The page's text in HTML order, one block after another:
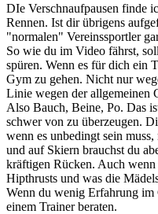
DIe Verschnaufpausen finde
Rennen. Ist dir übrigens
"normalen" Vereinssportler
So wie du im Video fährst,
spüren. Wenn es für dich ein
Gym zu gehen. Nicht nur
Linie wegen der allgemeinen
Also Bauch, Beine, Po. Das
schwer von zu überzeugen.
wenn es unbedingt sein
und auf Skiern brauchst du
kräftigen Rücken. Auch wenn
Hipthrusts und was die
Wenn du wenig Erfahrung im
einem Trainer beraten.